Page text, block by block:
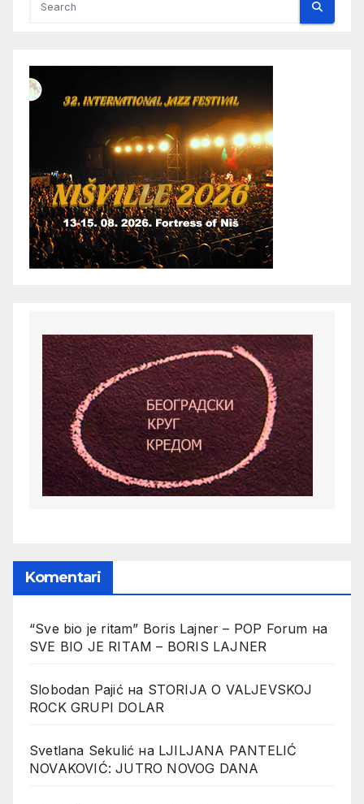
Komentari
“Sve bio je ritam” Boris Lajner – POP Forum на
SVE BIO JE RITAM – BORIS LAJNER
Slobodan Pajićна STORIJA O VALJEVSKOJ
ROCK GRUPI DOLAR
Svetlana Sekulić на LJILJANA PANTELIĆ
NOVAKOVIĆ: JUTRO NOVOG DANA